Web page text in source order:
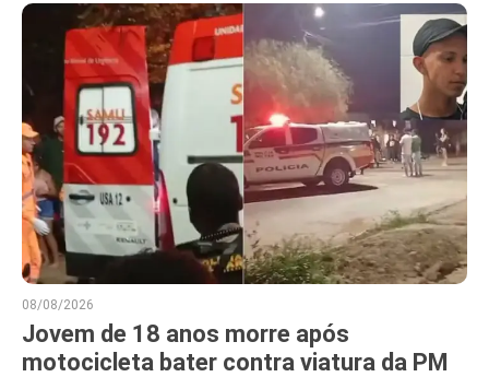
08/08/2026
Jovem de 18 anos morre após
motocicleta bater contra viatura da PM